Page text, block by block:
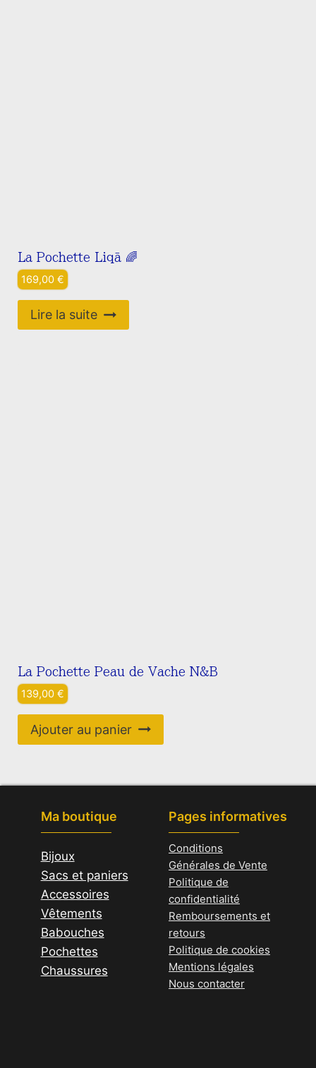
La Pochette Liqā 🌈
169,00 €
Lire la suite
La Pochette Peau de Vache N&B
139,00 €
Ajouter au panier
Ma boutique
Bijoux
Sacs et paniers
Accessoires
Vêtements
Babouches
Pochettes
Chaussures
Pages informatives
Conditions
Générales de Vente
Politique de
confidentialité
Remboursements et
retours
Politique de cookies
Mentions légales
Nous contacter